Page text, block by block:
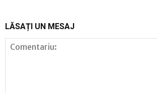
LĂSAȚI UN MESAJ